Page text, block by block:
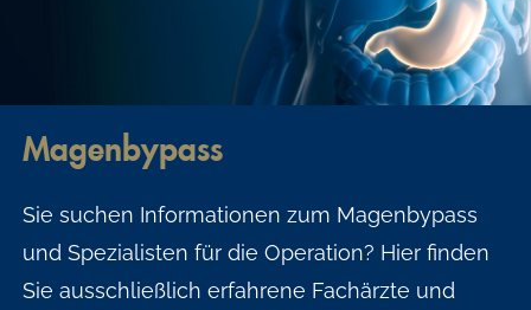
Magenbypass
Sie suchen Informationen zum Magenbypass
und Spezialisten für die Operation? Hier finden
Sie ausschließlich erfahrene Fachärzte und